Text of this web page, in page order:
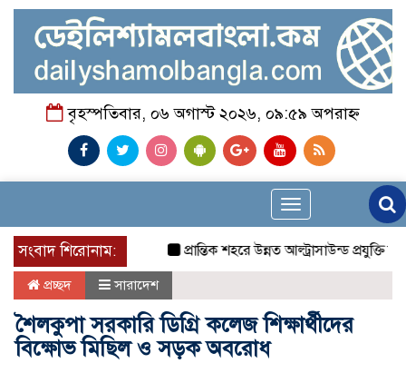
বৃহস্পতিবার, ০৬ অগাস্ট ২০২৬, ০৯:৫৯ অপরাহ্ন
Toggle
navigation
সংবাদ শিরোনাম:
প্রান্তিক শহরে উন্নত আল্ট্রাসাউন্ড প্রযুক্তি
প্রচ্ছদ সারাদেশ
শৈলকুপা সরকারি ডিগ্রি কলেজ শিক্ষার্থীদের
বিক্ষোভ মিছিল ও সড়ক অবরোধ